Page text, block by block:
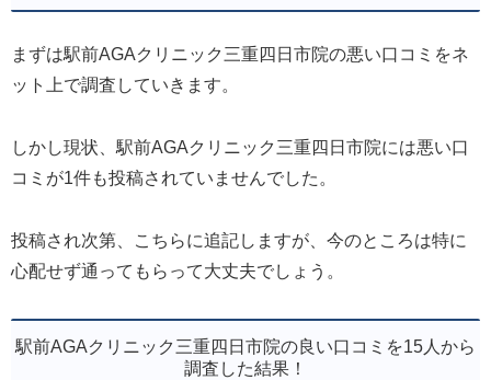
まずは駅前AGAクリニック三重四日市院の悪い口コミをネ
ット上で調査していきます。
しかし現状、駅前AGAクリニック三重四日市院には悪い口
コミが1件も投稿されていませんでした。
投稿され次第、こちらに追記しますが、今のところは特に
心配せず通ってもらって大丈夫でしょう。
駅前AGAクリニック三重四日市院の良い口コミを15人から
調査した結果！